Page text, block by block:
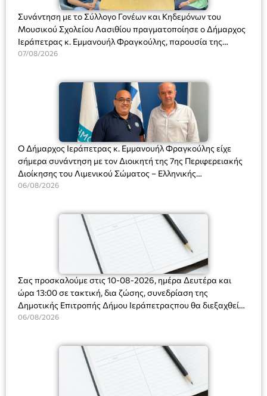
Συνάντηση με το Σύλλογο Γονέων και Κηδεμόνων του
Μουσικού Σχολείου Λασιθίου πραγματοποίησε ο Δήμαρχος
Ιεράπετρας κ. Εμμανουήλ Φραγκούλης, παρουσία της
Διευθύντριας του σχολείου κας Μαριάννας Χαΐτα.
07/08/2026
Ο Δήμαρχος Ιεράπετρας κ. Εμμανουήλ Φραγκούλης είχε
σήμερα συνάντηση με τον Διοικητή της 7ης Περιφερειακής
Διοίκησης του Λιμενικού Σώματος – Ελληνικής
Ακτοφυλακής (Λ.Σ.-ΕΛ.ΑΚΤ.), Αρχιπλοίαρχο Λ.Σ. κ. Ιωάννη
06/08/2026
Σας προσκαλούμε στις 10-08-2026, ημέρα Δευτέρα και
ώρα 13:00 σε τακτική, δια ζώσης, συνεδρίαση της
Δημοτικής Επιτροπής Δήμου Ιεράπετραςπου θα διεξαχθεί
στο Δημοτικό Κατάστημα, Δημοκρατίας 31 στην αίθουσα
και λήψη αποφάσεων στα παρακάτω θέματα:
06/08/2026